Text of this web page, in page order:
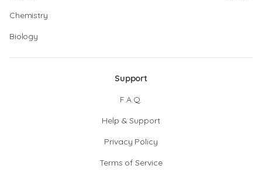
Chemistry
Biology
Support
F.A.Q.
Help & Support
Privacy Policy
Terms of Service